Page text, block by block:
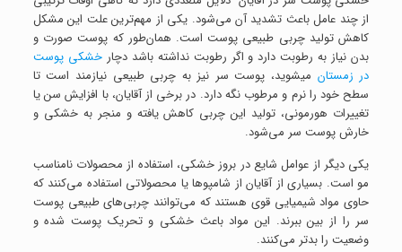
از چند عامل باعث تشدید آن می‌شود. یکی از مهم‌ترین علت این مشکل
کاهش تولید چربی طبیعی پوست است. همان‌طور که پوست صورت و
بدن نیاز به رطوبت دارد و اگر رطوبت نداشته باشد دچارخشکی پوست
در زمستان میشوید، پوست سر نیز به چربی طبیعی نیازمند است تا
سطح خود را نرم و مرطوب نگه دارد. در برخی از آقایان، با افزایش سن یا
تغییرات هورمونی، تولید این چربی کاهش یافته و منجر به خشکی و
خارش پوست سر می‌شود.
یکی دیگر از عوامل شایع در بروز خشکی، استفاده از محصولات نامناسب
مو است. بسیاری از آقایان از شامپوها یا محصولاتی استفاده می‌کنند که
حاوی مواد شیمیایی قوی هستند که می‌توانند چربی‌های طبیعی پوست
سر را از بین ببرند. این مواد باعث خشکی و تحریک پوست شده و
وضعیت را بدتر می‌کنند.